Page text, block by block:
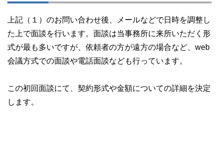
上記（１）のお問い合わせ後、メールなどで日時を調整し
た上で面談を行います。面談は当事務所に来所いただく形
式が最も多いですが、依頼者の方が遠方の場合など、web
会議方式での面談や電話面談なども行っています。
この初回面談にて、契約形式や金額についての詳細を決定
します。